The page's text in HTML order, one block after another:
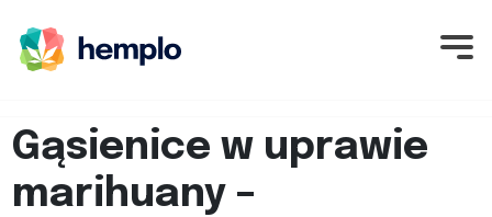
Gąsienice w uprawie
marihuany –